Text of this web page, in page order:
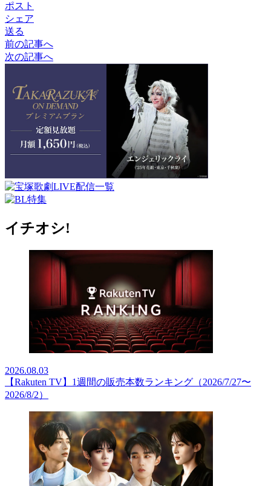
ポスト
シェア
送る
前の記事へ
次の記事へ
イチオシ!
2026.08.03
【Rakuten TV】1週間の販売本数ランキング（2026/7/27〜
2026/8/2）